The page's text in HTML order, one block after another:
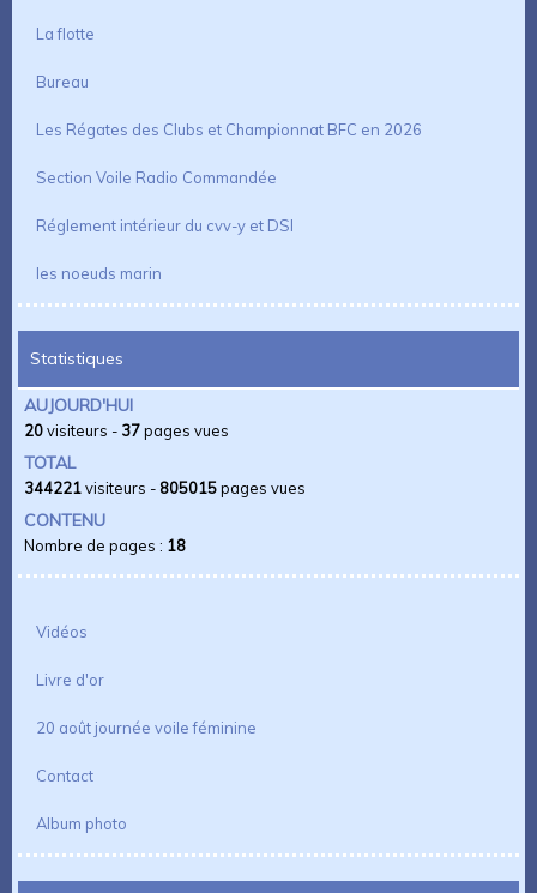
La flotte
Bureau
Les Régates des Clubs et Championnat BFC en 2026
Section Voile Radio Commandée
Réglement intérieur du cvv-y et DSI
les noeuds marin
Statistiques
AUJOURD'HUI
20visiteurs - 37pages vues
TOTAL
344221visiteurs - 805015pages vues
CONTENU
Nombre de pages : 18
Vidéos
Livre d'or
20 août journée voile féminine
Contact
Album photo